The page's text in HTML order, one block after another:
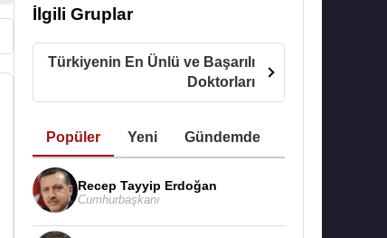
İlgili Gruplar
Türkiyenin En Ünlü ve Başarılı
Doktorları
Popüler Yeni Gündemde
Recep Tayyip Erdoğan
Cumhurbaşkanı